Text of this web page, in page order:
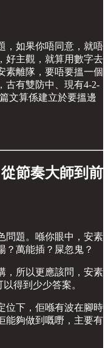
，如果你唔同意，就唔
好主觀，就算用數字去
素離隊，要唔要搵一個
古有雙防中、現有4-2-
文算係建立於要搵邊
節奏大師到前
問題。喺你眼中，安素
？萬能插？屎忽鬼？
，所以更應該問，安素
得到少少答案。
位下，佢喺有波在腳時
能夠做到嘅嘢，主要有